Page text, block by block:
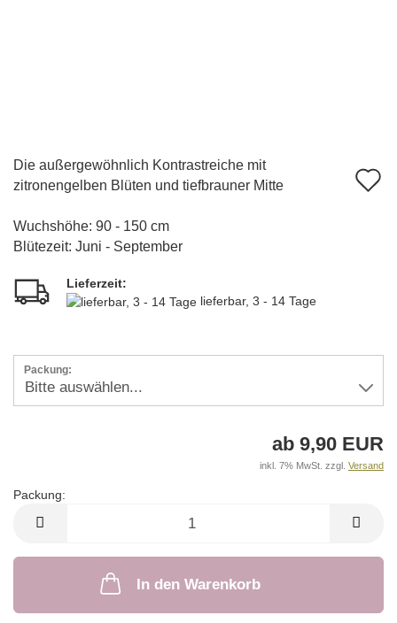
Die außergewöhnlich Kontrastreiche mit
zitronengelben Blüten und tiefbrauner Mitte
Wuchshöhe: 90 - 150 cm
Blütezeit: Juni - September
Lieferzeit:
lieferbar, 3 - 14 Tage
Packung:
ab 9,90 EUR
inkl. 7% MwSt. zzgl. Versand
Packung:
In den Warenkorb